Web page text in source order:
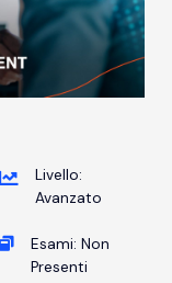
Livello:
Avanzato
Esami: Non
Presenti